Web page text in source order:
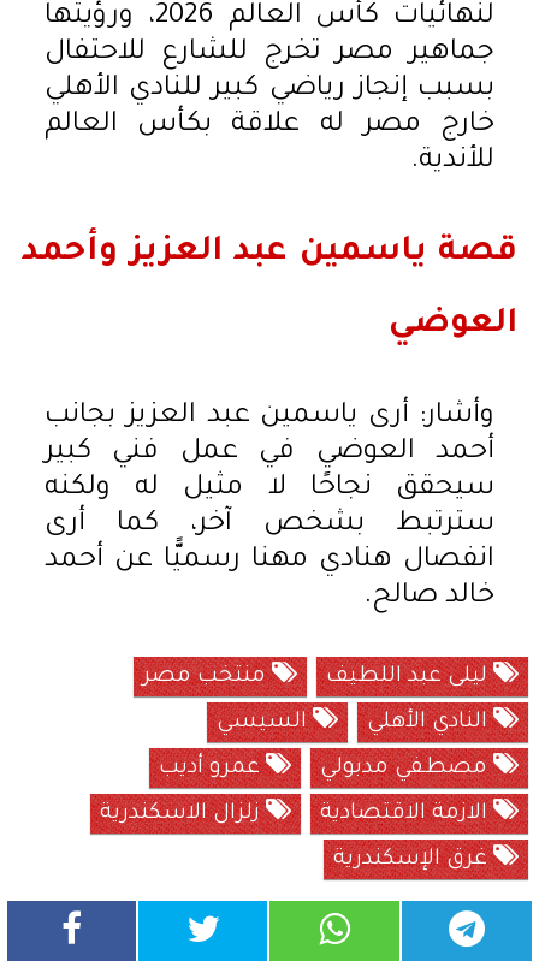
لنهائيات كأس العالم 2026، ورؤيتها
جماهير مصر تخرج للشارع للاحتفال
بسبب إنجاز رياضي كبير للنادي الأهلي
خارج مصر له علاقة بكأس العالم
للأندية.
قصة ياسمين عبد العزيز وأحمد
العوضي
وأشار: أرى ياسمين عبد العزيز بجانب
أحمد العوضي في عمل فني كبير
سيحقق نجاحًا لا مثيل له ولكنه
سترتبط بشخص آخر، كما أرى
انفصال هنادي مهنا رسميًّا عن أحمد
خالد صالح.
ليلى عبد اللطيف
منتخب مصر
النادي الأهلي
السيسي
مصطفي مدبولي
عمرو أديب
الازمة الاقتصادية
زلزال الاسكندرية
غرق الإسكندرية